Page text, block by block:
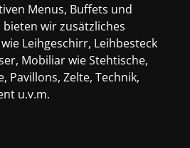
Menus, Buffets und
bieten wir zusätzliches
Leihgeschirr, Leihbesteck
Mobiliar wie Stehtische,
Pavillons, Zelte, Technik,
u.v.m.